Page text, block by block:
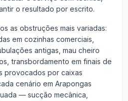
o resultado por escrito.
as obstruções mais variadas:
em cozinhas comerciais,
antigas, mau cheiro
transbordamento em finais de
provocados por caixas
cenário em Arapongas
— sucção mecânica,